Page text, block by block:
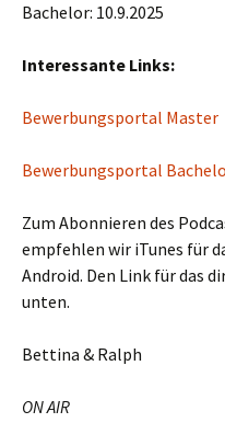
Bachelor: 10.9.2025
Interessante Links:
Bewerbungsportal Master
Bewerbungsportal
Zum Abonnieren des
empfehlen wir iTunes für
Android. Den Link für das
unten.
Bettina & Ralph
ON AIR